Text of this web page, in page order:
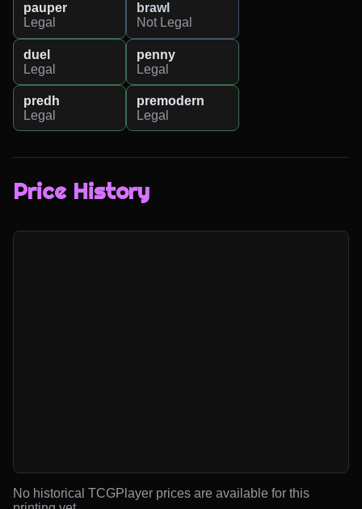
pauper
Legal
brawl
Not Legal
duel
Legal
penny
Legal
predh
Legal
premodern
Legal
Price History
No historical TCGPlayer prices are available for this